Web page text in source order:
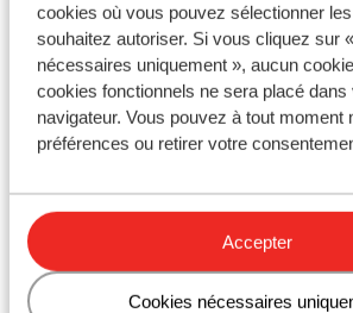
cookies où vous pouvez sélectionner
souhaitez autoriser. Si vous cliquez sur
nécessaires uniquement », aucun
cookies fonctionnels ne sera placé dans
navigateur. Vous pouvez à tout moment
préférences ou retirer votre
Accepter
Cookies nécessaires
Aqua Hôtel Promenade & Spa
Sumus Hotel Monteplaya & Spa - All
Réservé aux adultes
Sumus Hôtel Monteplaya & Spa -
adultes
Hôtel ALEGRIA El Mar